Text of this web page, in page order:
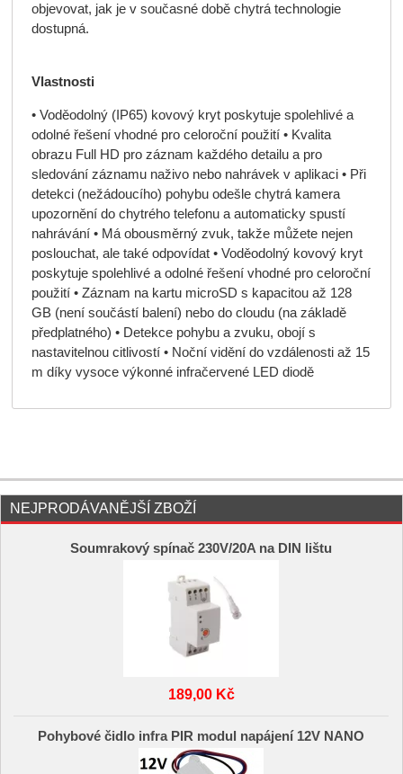
objevovat, jak je v současné době chytrá technologie
dostupná.
Vlastnosti
• Voděodolný (IP65) kovový kryt poskytuje spolehlivé a
odolné řešení vhodné pro celoroční použití • Kvalita
obrazu Full HD pro záznam každého detailu a pro
sledování záznamu naživo nebo nahrávek v aplikaci • Při
detekci (nežádoucího) pohybu odešle chytrá kamera
upozornění do chytrého telefonu a automaticky spustí
nahrávání • Má obousměrný zvuk, takže můžete nejen
poslouchat, ale také odpovídat • Voděodolný kovový kryt
poskytuje spolehlivé a odolné řešení vhodné pro celoroční
použití • Záznam na kartu microSD s kapacitou až 128
GB (není součástí balení) nebo do cloudu (na základě
předplatného) • Detekce pohybu a zvuku, obojí s
nastavitelnou citlivostí • Noční vidění do vzdálenosti až 15
m díky vysoce výkonné infračervené LED diodě
NEJPRODÁVANĚJŠÍ ZBOŽÍ
Soumrakový spínač 230V/20A na DIN lištu
189,00 Kč
Pohybové čidlo infra PIR modul napájení 12V NANO